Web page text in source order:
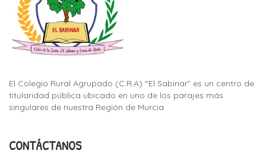
El Colegio Rural Agrupado (C.R.A) “El Sabinar” es un centro de
titularidad pública ubicado en uno de los parajes más
singulares de nuestra Región de Murcia.
CONTÁCTANOS